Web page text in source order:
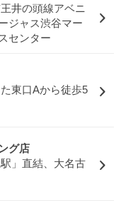
井の頭線アベニ
ジャス渋谷マー
センター
東口Aから徒歩5
グ店
」直結、大名古